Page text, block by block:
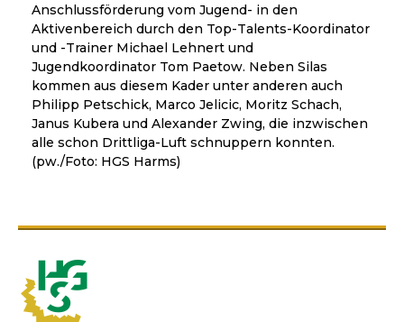
Anschlussförderung vom Jugend- in den
Aktivenbereich durch den Top-Talents-Koordinator
und -Trainer Michael Lehnert und
Jugendkoordinator Tom Paetow. Neben Silas
kommen aus diesem Kader unter anderen auch
Philipp Petschick, Marco Jelicic, Moritz Schach,
Janus Kubera und Alexander Zwing, die inzwischen
alle schon Drittliga-Luft schnuppern konnten.
(pw./Foto: HGS Harms)